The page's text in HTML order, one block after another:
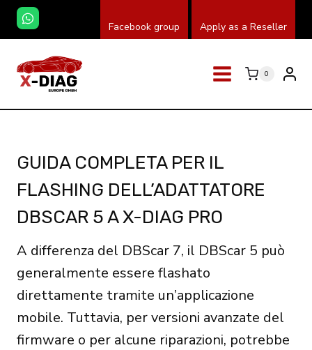
Salta
contenuto
Facebook group Apply as a Reseller
0
GUIDA COMPLETA PER IL
FLASHING DELL’ADATTATORE
DBSCAR 5 A X-DIAG PRO
A differenza del DBScar 7, il DBScar 5 può
generalmente essere flashato
direttamente tramite un’applicazione
mobile. Tuttavia, per versioni avanzate del
firmware o per alcune riparazioni, potrebbe